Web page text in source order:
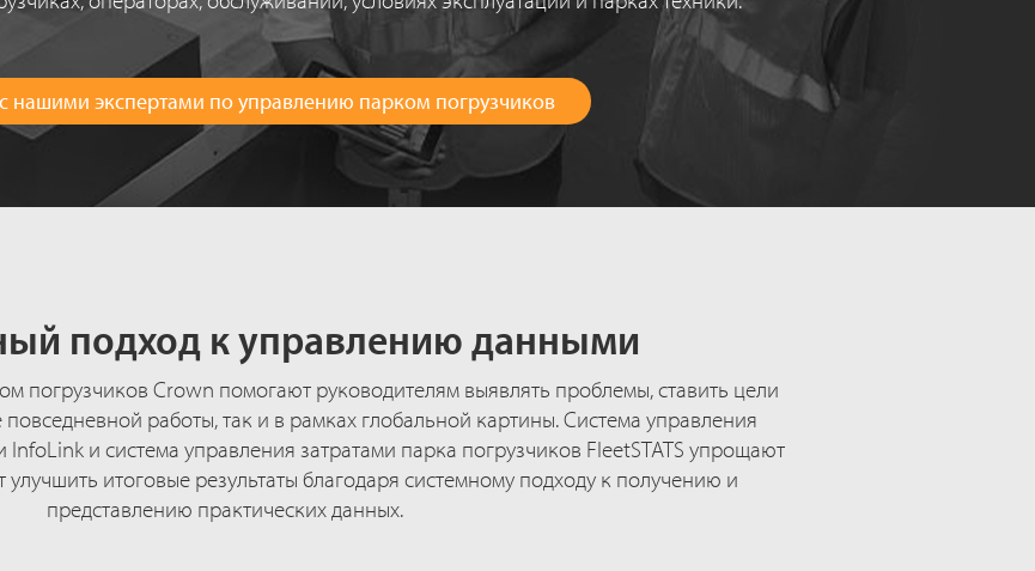
нашими экспертами по управлению парком погрузчиков
подход к управлению данными
погрузчиков Crown помогают руководителям выявлять проблемы, ставить цели
работы, так и в рамках глобальной картины. Система управления
и система управления затратами парка погрузчиков FleetSTATS упрощают
итоговые результаты благодаря системному подходу к получению и
представлению практических данных.